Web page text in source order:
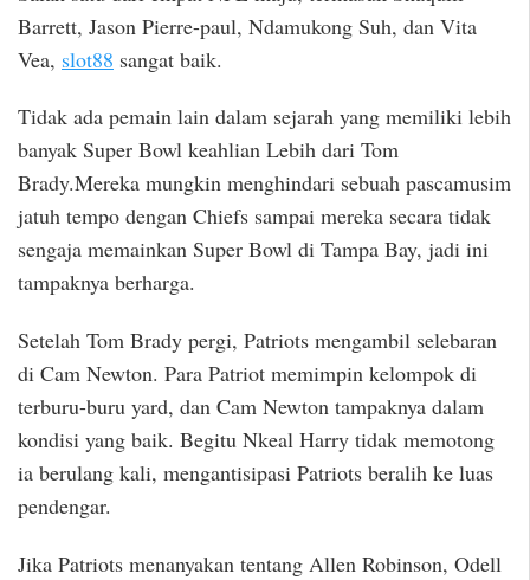
Barrett, Jason Pierre-paul, Ndamukong Suh, dan Vita
Vea, slot88 sangat baik.
Tidak ada pemain lain dalam sejarah yang memiliki lebih
banyak Super Bowl keahlian Lebih dari Tom
Brady.Mereka mungkin menghindari sebuah pascamusim
jatuh tempo dengan Chiefs sampai mereka secara tidak
sengaja memainkan Super Bowl di Tampa Bay, jadi ini
tampaknya berharga.
Setelah Tom Brady pergi, Patriots mengambil selebaran
di Cam Newton. Para Patriot memimpin kelompok di
terburu-buru yard, dan Cam Newton tampaknya dalam
kondisi yang baik. Begitu Nkeal Harry tidak memotong
ia berulang kali, mengantisipasi Patriots beralih ke luas
pendengar.
Jika Patriots menanyakan tentang Allen Robinson, Odell